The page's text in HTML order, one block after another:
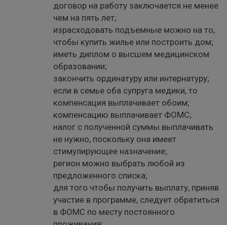
договор на работу заключается не менее
чем на пять лет;
израсходовать подъемные можно на то,
чтобы купить жилье или построить дом;
иметь диплом о высшем медицинском
образовании;
закончить ординатуру или интернатуру;
если в семье оба супруга медики, то
компенсация выплачивает обоим;
компенсацию выплачивает ФОМС;
налог с полученной суммы выплачивать
не нужно, поскольку она имеет
стимулирующее назначение;
регион можно выбрать любой из
предложенного списка;
для того чтобы получить выплату, приняв
участие в программе, следует обратиться
в ФОМС по месту постоянного